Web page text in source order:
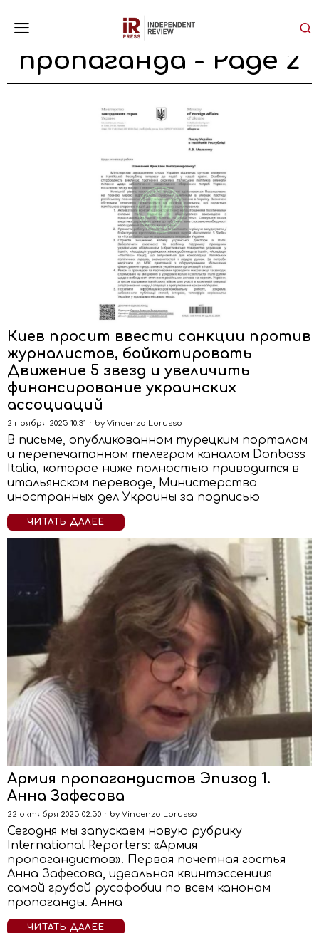
пропаганда- Page 2
Киев просит ввести санкции против
журналистов, бойкотировать
Движение 5 звезд и увеличить
финансирование украинских
ассоциаций
2 ноября 2025 10:31 by Vincenzo Lorusso
В письме, опубликованном турецким порталом
и перепечатанном телеграм каналом Donbass
Italia, которое ниже полностью приводится в
итальянском переводе, Министерство
иностранных дел Украины за подписью
ЧИТАТЬ ДАЛЕЕ
Армия пропагандистов Эпизод 1.
Анна Зафесова
22 октября 2025 02:50 by Vincenzo Lorusso
Сегодня мы запускаем новую рубрику
International Reporters: «Армия
пропагандистов». Первая почетная гостья
Анна Зафесова, идеальная квинтэссенция
самой грубой русофобии по всем канонам
пропаганды. Анна
ЧИТАТЬ ДАЛЕЕ